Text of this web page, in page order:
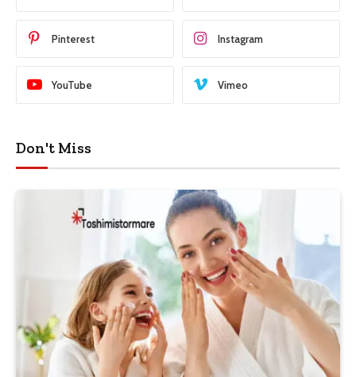
Pinterest Instagram
YouTube Vimeo
Don't Miss